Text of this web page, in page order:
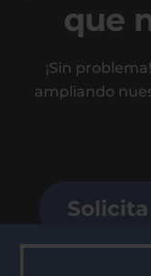
que
¡Sin
ampliando